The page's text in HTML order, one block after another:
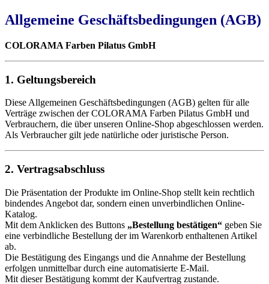
Allgemeine Geschäftsbedingungen (AGB)
COLORAMA Farben Pilatus GmbH
1. Geltungsbereich
Diese Allgemeinen Geschäftsbedingungen (AGB) gelten für alle
Verträge zwischen der COLORAMA Farben Pilatus GmbH und
Verbrauchern, die über unseren Online-Shop abgeschlossen werden.
Als Verbraucher gilt jede natürliche oder juristische Person.
2. Vertragsabschluss
Die Präsentation der Produkte im Online-Shop stellt kein rechtlich
bindendes Angebot dar, sondern einen unverbindlichen Online-
Katalog.
Mit dem Anklicken des Buttons „Bestellung bestätigen“ geben Sie
eine verbindliche Bestellung der im Warenkorb enthaltenen Artikel
ab.
Die Bestätigung des Eingangs und die Annahme der Bestellung
erfolgen unmittelbar durch eine automatisierte E-Mail.
Mit dieser Bestätigung kommt der Kaufvertrag zustande.